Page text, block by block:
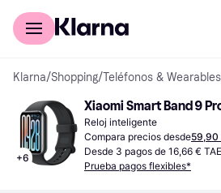
Comprar con Klarna
Klarna/Shopping/Teléfonos & Wearables
+6
Xiaomi Smart Band 9
Reloj inteligente
Compara precios desde59,90
Desde 3 pagos de 16,66 €
Prueba pagos flexibles*